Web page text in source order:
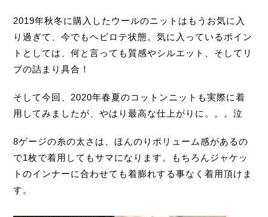
2019年秋冬に購入したウールのニットはもうお気に入
り過ぎて、今でもヘビロテ状態。気に入っているポイン
トとしては、何と言っても質感やシルエット、そしてリ
ブの詰まり具合！
そして今回、2020年春夏のコットンニットも実際に着
用してみましたが、やはり最高な仕上がりに。。。泣
8ゲージの糸の太さは、ほんのりボリューム感があるの
で1枚で着用してもサマになります。もちろんジャケッ
トのインナーに合わせても着膨れする事なく着用頂けま
す。